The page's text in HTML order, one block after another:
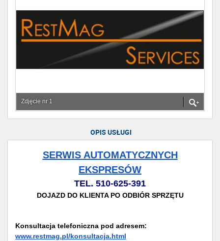
Zdjęcie nr 1
OPIS USŁUGI
SERWIS AUTOMATYCZNYCH
EKSPRESÓW
TEL. 510-625-391
DOJAZD DO KLIENTA PO ODBIÓR SPRZĘTU
Konsultacja telefoniczna pod adresem:
www.restmag.pl/konsultacja.html